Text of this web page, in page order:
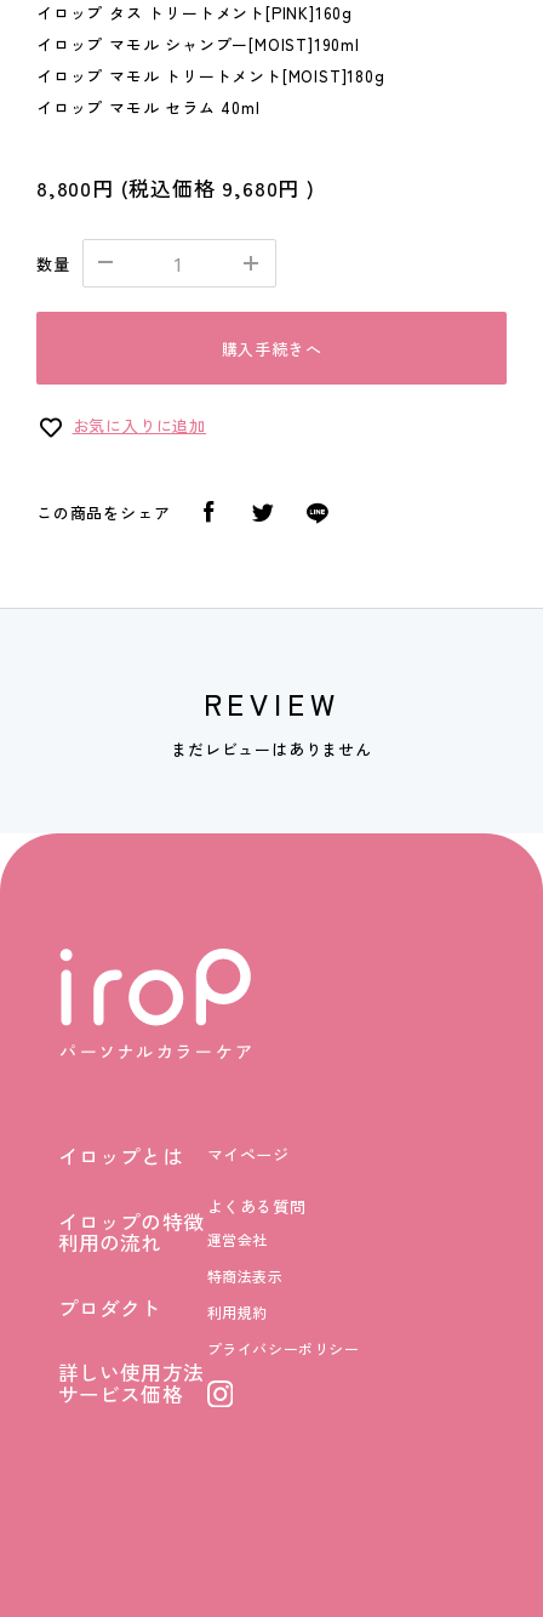
イロップ タス トリートメント[PINK]160g
イロップ マモル シャンプー[MOIST]190ml
イロップ マモル トリートメント[MOIST]180g
イロップ マモル セラム 40ml
8,800円 (税込価格 9,680円 )
数量
購入手続きへ
お気に入りに追加
この商品をシェア
REVIEW
まだレビューはありません
イロップとは
イロップの特徴
イロップの特徴
マイページ
よくある質問
利用の流れ
利用の流れ
プロダクト
詳しい使用方法
詳しい使用方法
運営会社
特商法表示
利用規約
プライバシーポリシー
サービス価格